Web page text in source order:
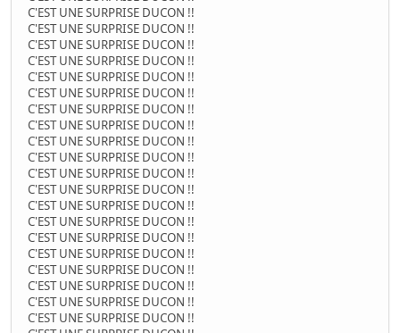
C'EST UNE SURPRISE DUCON !!
C'EST UNE SURPRISE DUCON !!
C'EST UNE SURPRISE DUCON !!
C'EST UNE SURPRISE DUCON !!
C'EST UNE SURPRISE DUCON !!
C'EST UNE SURPRISE DUCON !!
C'EST UNE SURPRISE DUCON !!
C'EST UNE SURPRISE DUCON !!
C'EST UNE SURPRISE DUCON !!
C'EST UNE SURPRISE DUCON !!
C'EST UNE SURPRISE DUCON !!
C'EST UNE SURPRISE DUCON !!
C'EST UNE SURPRISE DUCON !!
C'EST UNE SURPRISE DUCON !!
C'EST UNE SURPRISE DUCON !!
C'EST UNE SURPRISE DUCON !!
C'EST UNE SURPRISE DUCON !!
C'EST UNE SURPRISE DUCON !!
C'EST UNE SURPRISE DUCON !!
C'EST UNE SURPRISE DUCON !!